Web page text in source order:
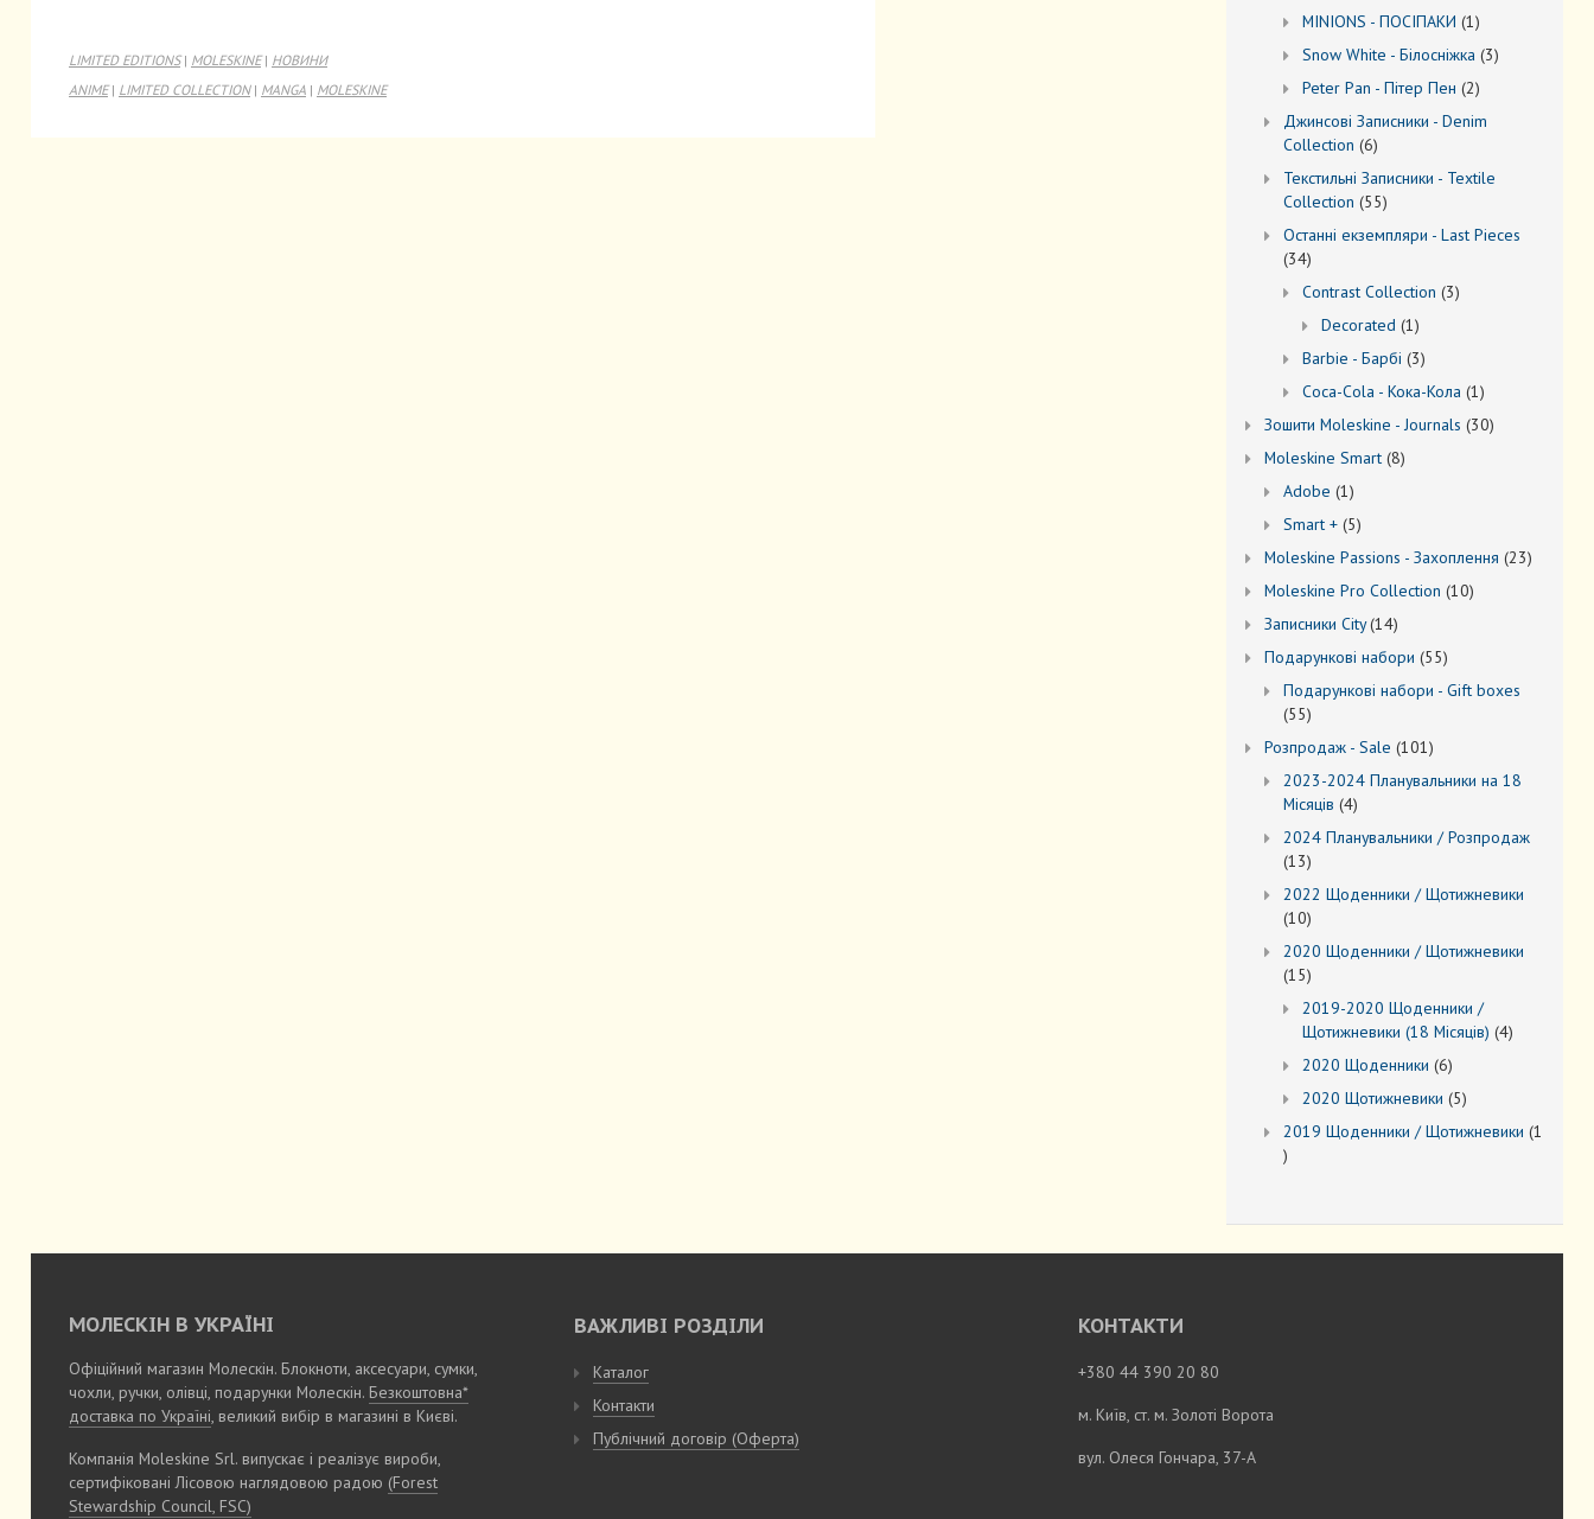
LIMITED EDITIONS| MOLESKINE| НОВИНИ
ANIME| LIMITED COLLECTION| MANGA | MOLESKINE
MINIONS - ПОСІПАКИ 11
товар
Snow White - Білосніжка 33
Peter Pan - Пітер Пен 22
Джинсові Записники - Denim
Collection 66
Текстильні Записники - Textile
Collection 5555
Останні екземпляри - Last Pieces
3434
товари
Contrast Collection 33
Decorated 11
товар
Barbie - Барбі 33
товари
Coca-Cola - Кока-Кола 11
товар
Зошити Moleskine - Journals 3030
Моleskine Smart 88
Adobe 11
товар
Smart + 55
товарів
Moleskine Passions - Захоплення 2323
Мoleskine Pro Collection 1010
Записники City 1414
товарів
Подарункові набори 5555
товарів
Подарункові набори - Gift boxes
5555
Розпродаж - Sale 101101
2023-2024 Планувальники на 18
Місяців 44
2024 Планувальники / Розпродаж
1313
товарів
2022 Щоденники / Щотижневики
1010
товарів
2020 Щоденники / Щотижневики
1515
товарів
2019-2020 Щоденники /
Щотижневики (18 Місяців) 44
2020 Щоденники 66
товарів
2020 Щотижневики 55
2019 Щоденники / Щотижневики 1
1
МОЛЕСКІН В УКРАЇНІ
Офіційний магазин Молескін. Блокноти, аксесуари, сумки,
чохли, ручки, олівці, подарунки Молескін. Безкоштовна*
доставка по Україні, великий вибір в магазині в Києві.
Компанія Moleskine Srl. випускає і реалізує вироби,
сертифіковані Лісовою наглядовою радою (Forest
Stewardship Council, FSC)
ВАЖЛИВІ РОЗДІЛИ
Каталог
Контакти
Публічний договір (Оферта)
КОНТАКТИ
+380 44 390 20 80
м. Київ, ст. м. Золоті Ворота
вул. Олеся Гончара, 37-А